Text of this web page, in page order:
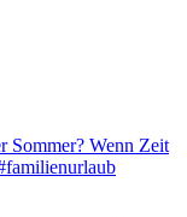
Sommer? Wenn Zeit